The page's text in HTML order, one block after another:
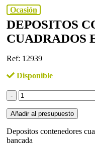
Ocasión
DEPOSITOS
CUADRADOS
Ref: 12939
Disponible
Depositos
contenedores
cuadrados
en
aluminio
cantidad
Añadir al presupuesto
Depositos contenedores
bancada